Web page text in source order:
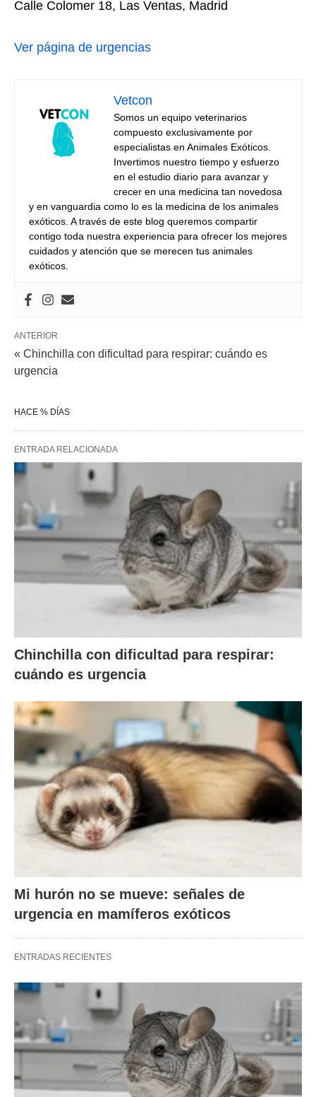
Calle Colomer 18, Las Ventas, Madrid
Ver página de urgencias
Vetcon
Somos un equipo veterinarios
compuesto exclusivamente por
especialistas en Animales Exóticos.
Invertimos nuestro tiempo y esfuerzo
en el estudio diario para avanzar y
crecer en una medicina tan novedosa
y en vanguardia como lo es la medicina de los animales
exóticos. A través de este blog queremos compartir
contigo toda nuestra experiencia para ofrecer los mejores
cuidados y atención que se merecen tus animales
exóticos.
ANTERIOR
« Chinchilla con dificultad para respirar: cuándo es
urgencia
HACE % DÍAS
ENTRADA RELACIONADA
Chinchilla con dificultad para respirar:
cuándo es urgencia
Mi hurón no se mueve: señales de
urgencia en mamíferos exóticos
ENTRADAS RECIENTES